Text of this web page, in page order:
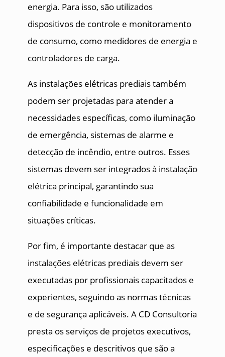
energia. Para isso, são utilizados
dispositivos de controle e monitoramento
de consumo, como medidores de energia e
controladores de carga.
As instalações elétricas prediais também
podem ser projetadas para atender a
necessidades específicas, como iluminação
de emergência, sistemas de alarme e
detecção de incêndio, entre outros. Esses
sistemas devem ser integrados à instalação
elétrica principal, garantindo sua
confiabilidade e funcionalidade em
situações críticas.
Por fim, é importante destacar que as
instalações elétricas prediais devem ser
executadas por profissionais capacitados e
experientes, seguindo as normas técnicas
e de segurança aplicáveis. A CD Consultoria
presta os serviços de projetos executivos,
especificações e descritivos que são a